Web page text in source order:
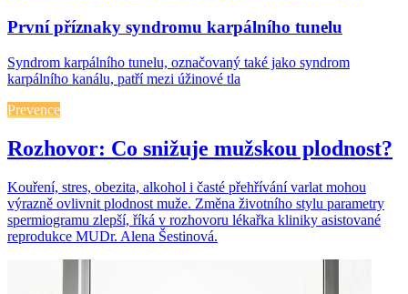
První příznaky syndromu karpálního tunelu
Syndrom karpálního tunelu, označovaný také jako syndrom
karpálního kanálu, patří mezi úžinové tla
Prevence
Rozhovor: Co snižuje mužskou plodnost?
Kouření, stres, obezita, alkohol i časté přehřívání varlat mohou
výrazně ovlivnit plodnost muže. Změna životního stylu parametry
spermiogramu zlepší, říká v rozhovoru lékařka kliniky asistované
reprodukce MUDr. Alena Šestinová.